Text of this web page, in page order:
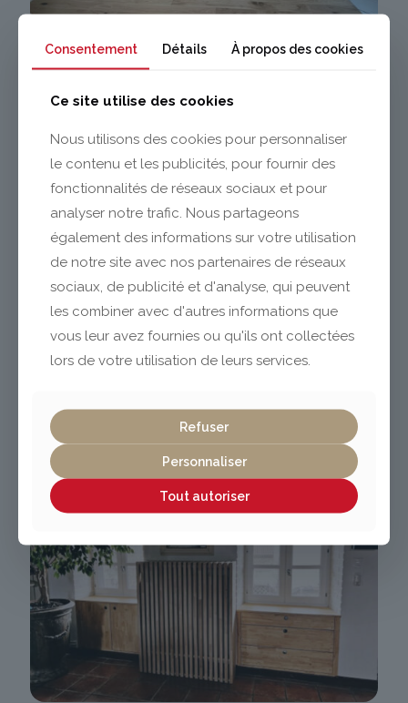
Remise à niveau
hall d'entrée
VISITER LEUR SITE
Consentement Détails À propos des cookies
Ce site utilise des cookies
Nous utilisons des cookies pour personnaliser
le contenu et les publicités, pour fournir des
fonctionnalités de réseaux sociaux et pour
analyser notre trafic. Nous partageons
également des informations sur votre utilisation
de notre site avec nos partenaires de réseaux
sociaux, de publicité et d'analyse, qui peuvent
les combiner avec d'autres informations que
vous leur avez fournies ou qu'ils ont collectées
lors de votre utilisation de leurs services.
Refuser
Personnaliser
Tout autoriser